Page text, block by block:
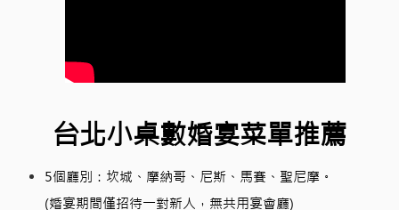
台北小桌數婚宴菜單推薦
5個廳別：坎城、摩納哥、尼斯、馬賽、聖尼摩。
(婚宴期間僅招待一對新人，無共用宴會廳)